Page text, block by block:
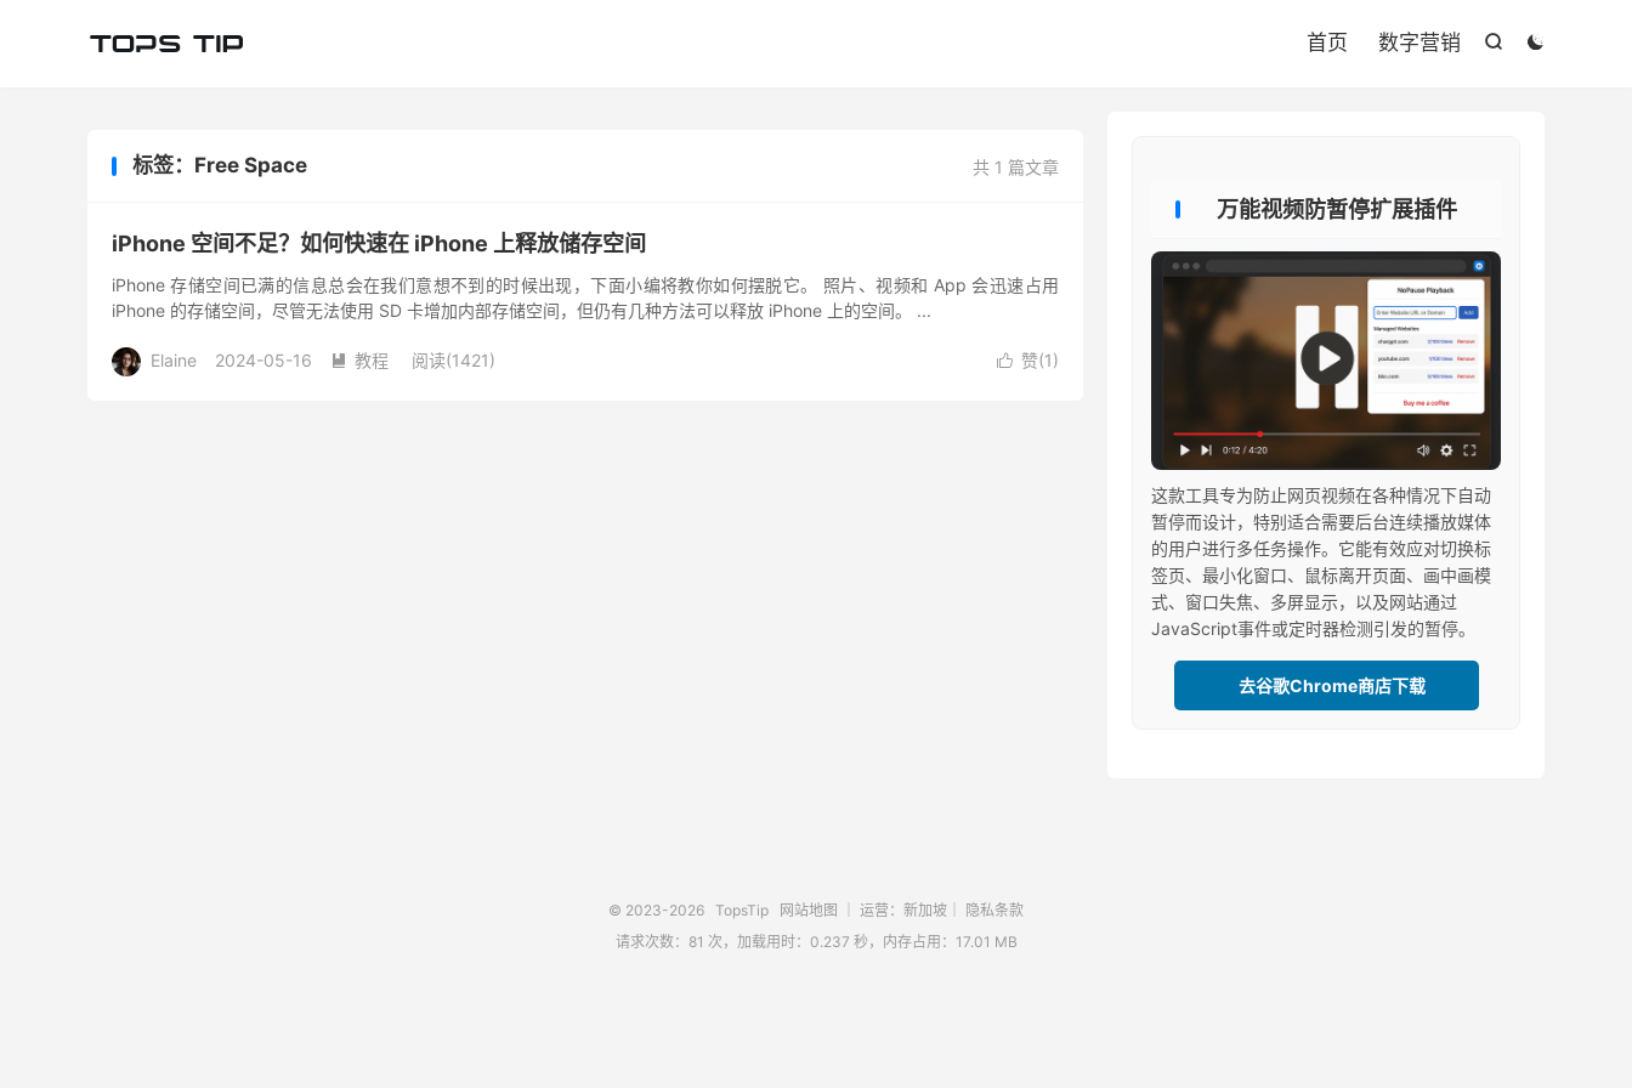


首页 数字营销
共 1 篇文章
标签：Free Space
iPhone 空间不足？如何快速在 iPhone 上释放储存空间
iPhone 存储空间已满的信息总会在我们意想不到的时候出现，下面小编将教你如何摆脱它。 照片、视频和 App 会迅速占用
iPhone 的存储空间，尽管无法使用 SD 卡增加内部存储空间，但仍有几种方法可以释放 iPhone 上的空间。 ...
 赞(1)
Elaine 2024-05-16  教程 阅读(1421)
万能视频防暂停扩展插件
这款工具专为防止网页视频在各种情况下自动
暂停而设计，特别适合需要后台连续播放媒体
的用户进行多任务操作。它能有效应对切换标
签页、最小化窗口、鼠标离开页面、画中画模
式、窗口失焦、多屏显示，以及网站通过
JavaScript事件或定时器检测引发的暂停。
去谷歌Chrome商店下载
© 2023-2026 TopsTip 网站地图 ｜ 运营：新加坡｜
隐私条款
请求次数：81 次，加载用时：0.237 秒，内存占用：17.01 MB